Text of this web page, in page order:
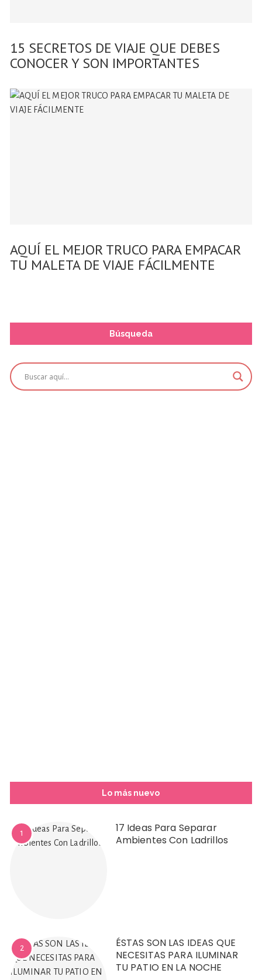
15 SECRETOS DE VIAJE QUE DEBES
CONOCER Y SON IMPORTANTES
AQUÍ EL MEJOR TRUCO PARA EMPACAR
TU MALETA DE VIAJE FÁCILMENTE
Búsqueda
Lo más nuevo
1
17 Ideas Para Separar
Ambientes Con Ladrillos
2
ÉSTAS SON LAS IDEAS QUE
NECESITAS PARA ILUMINAR
TU PATIO EN LA NOCHE